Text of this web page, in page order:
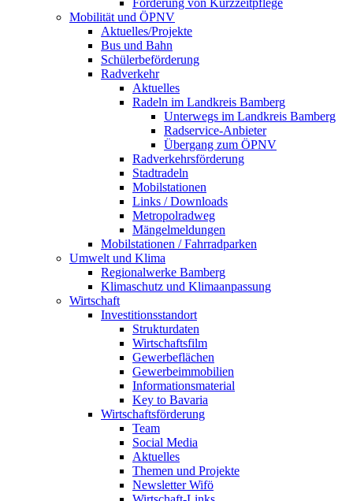
Förderung von Kurzzeitpflege
Mobilität und ÖPNV
Aktuelles/Projekte
Bus und Bahn
Schülerbeförderung
Radverkehr
Aktuelles
Radeln im Landkreis Bamberg
Unterwegs im Landkreis Bamberg
Radservice-Anbieter
Übergang zum ÖPNV
Radverkehrsförderung
Stadtradeln
Mobilstationen
Links / Downloads
Metropolradweg
Mängelmeldungen
Mobilstationen / Fahrradparken
Umwelt und Klima
Regionalwerke Bamberg
Klimaschutz und Klimaanpassung
Wirtschaft
Investitionsstandort
Strukturdaten
Wirtschaftsfilm
Gewerbeflächen
Gewerbeimmobilien
Informationsmaterial
Key to Bavaria
Wirtschaftsförderung
Team
Social Media
Aktuelles
Themen und Projekte
Newsletter Wifö